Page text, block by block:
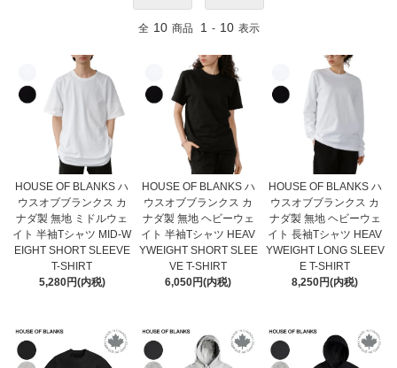
全 10 商品 1 - 10 表示
HOUSE OF BLANKS ハ
ウスオブブランクス カ
ナダ製 無地 ミドルウェ
イト 半袖Tシャツ MID-W
EIGHT SHORT SLEEVE
T-SHIRT
5,280円(内税)
HOUSE OF BLANKS ハ
ウスオブブランクス カ
ナダ製 無地 ヘビーウェ
イト 半袖Tシャツ HEAV
YWEIGHT SHORT SLEE
VE T-SHIRT
6,050円(内税)
HOUSE OF BLANKS ハ
ウスオブブランクス カ
ナダ製 無地 ヘビーウェ
イト 長袖Tシャツ HEAV
YWEIGHT LONG SLEEV
E T-SHIRT
8,250円(内税)